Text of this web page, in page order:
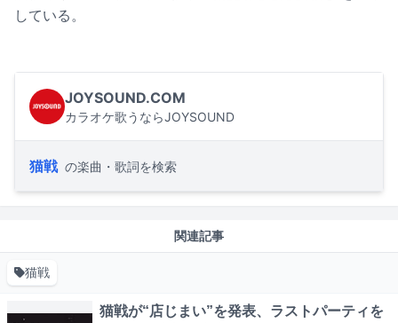
している。
JOYSOUND.COM
カラオケ歌うならJOYSOUND
猫戦 の楽曲・歌詞を検索
関連記事
猫戦
猫戦が“店じまい”を発表、ラストパーティを